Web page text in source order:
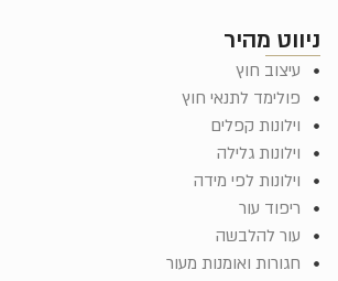
ניווט מהיר
עיצוב חוץ
פולימד לתנאי חוץ
וילונות קפלים
וילונות גלילה
וילונות לפי מידה
ריפוד עור
עור להלבשה
חגורות ואומנות מעור